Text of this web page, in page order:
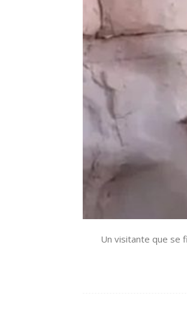
Un visitante que se